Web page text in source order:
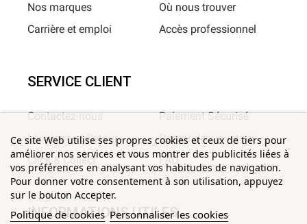
Ce site Web utilise ses propres cookies et ceux de tiers pour
améliorer nos services et vous montrer des publicités liées à
vos préférences en analysant vos habitudes de navigation.
Pour donner votre consentement à son utilisation, appuyez
sur le bouton Accepter.
Politique de cookies Personnaliser les cookies
Nos marques
Carrière et emploi
Où nous trouver
Accès professionnel
SERVICE CLIENT
Contactez-nous
Livraison et Retour
Click & Collect
Paiement Sécurisé
Demander un retour
FAQ
INFORMATIONS UTILES